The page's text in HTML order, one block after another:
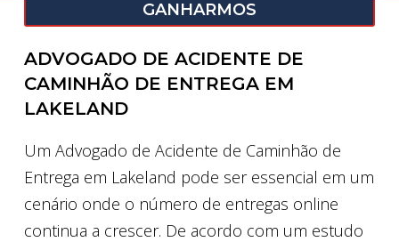
GANHARMOS
ADVOGADO DE ACIDENTE DE
CAMINHÃO DE ENTREGA EM
LAKELAND
Um Advogado de Acidente de Caminhão de
Entrega em Lakeland pode ser essencial em um
cenário onde o número de entregas online
continua a crescer. De acordo com um estudo